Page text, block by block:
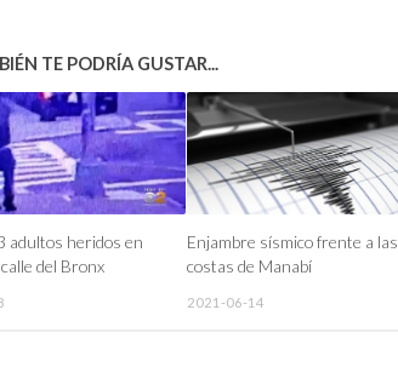
TE PODRÍA GUSTAR...
adultos heridos en
del Bronx
Enjambre sísmico frente a las
costas de Manabí
2021-06-14